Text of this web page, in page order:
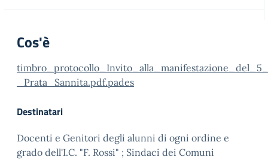
Cos'è
_Prata_Sannita.pdf.pades
Destinatari
Docenti e Genitori degli alunni di ogni ordine e
grado dell'I.C. "F. Rossi" ; Sindaci dei Comuni